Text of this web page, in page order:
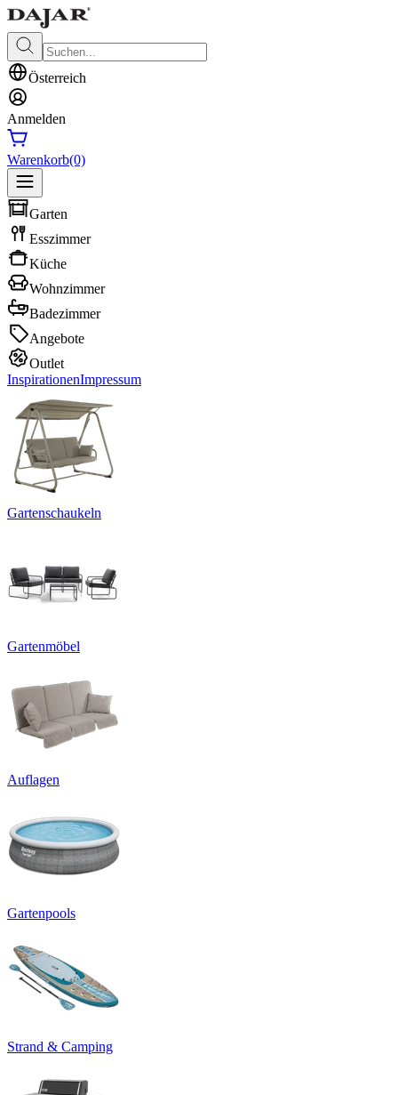
Österreich
Anmelden
Warenkorb(0)
Garten
Esszimmer
Küche
Wohnzimmer
Badezimmer
Angebote
Outlet
InspirationenImpressum
Gartenschaukeln
Gartenmöbel
Auflagen
Gartenpools
Strand & Camping